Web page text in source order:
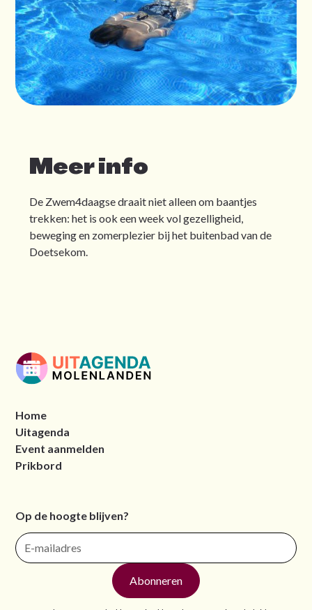
Meer info
De Zwem4daagse draait niet alleen om baantjes
trekken: het is ook een week vol gezelligheid,
beweging en zomerplezier bij het buitenbad van de
Doetsekom.
Home
Uitagenda
Event aanmelden
Prikbord
Op de hoogte blijven?